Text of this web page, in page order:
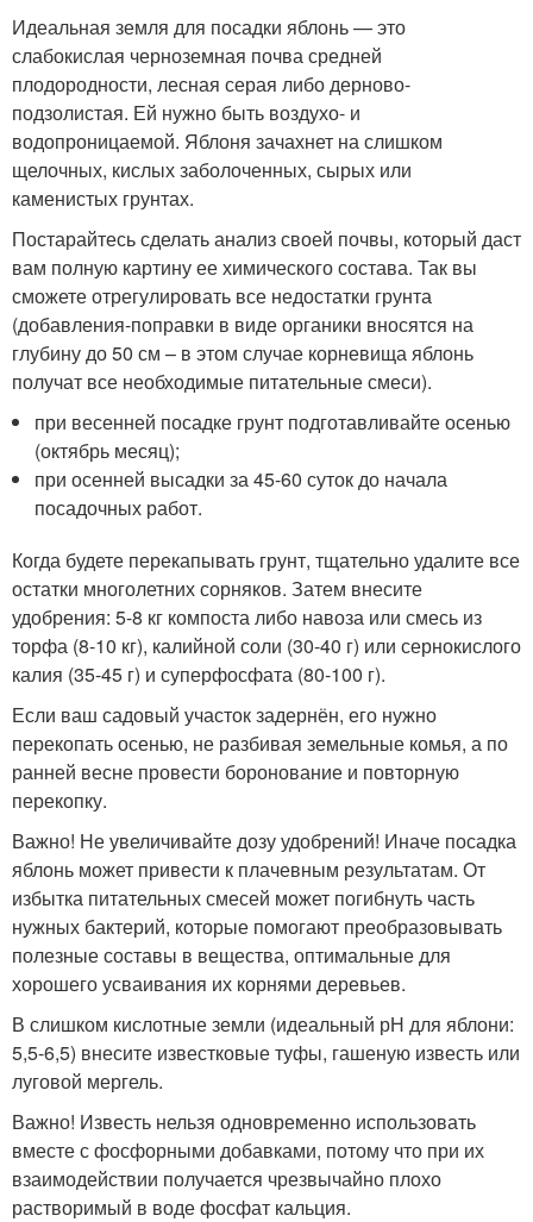
Идеальная земля для посадки яблонь — это
слабокислая черноземная почва средней
плодородности, лесная серая либо дерново-
подзолистая. Ей нужно быть воздухо- и
водопроницаемой. Яблоня зачахнет на слишком
щелочных, кислых заболоченных, сырых или
каменистых грунтах.
Постарайтесь сделать анализ своей почвы, который даст
вам полную картину ее химического состава. Так вы
сможете отрегулировать все недостатки грунта
(добавления-поправки в виде органики вносятся на
глубину до 50 см – в этом случае корневища яблонь
получат все необходимые питательные смеси).
при весенней посадке грунт подготавливайте осенью
(октябрь месяц);
при осенней высадки за 45-60 суток до начала
посадочных работ.
Когда будете перекапывать грунт, тщательно удалите все
остатки многолетних сорняков. Затем внесите
удобрения: 5-8 кг компоста либо навоза или смесь из
торфа (8-10 кг), калийной соли (30-40 г) или сернокислого
калия (35-45 г) и суперфосфата (80-100 г).
Если ваш садовый участок задернён, его нужно
перекопать осенью, не разбивая земельные комья, а по
ранней весне провести боронование и повторную
перекопку.
Важно! Не увеличивайте дозу удобрений! Иначе посадка
яблонь может привести к плачевным результатам. От
избытка питательных смесей может погибнуть часть
нужных бактерий, которые помогают преобразовывать
полезные составы в вещества, оптимальные для
хорошего усваивания их корнями деревьев.
В слишком кислотные земли (идеальный рН для яблони:
5,5-6,5) внесите известковые туфы, гашеную известь или
луговой мергель.
Важно! Известь нельзя одновременно использовать
вместе с фосфорными добавками, потому что при их
взаимодействии получается чрезвычайно плохо
растворимый в воде фосфат кальция.